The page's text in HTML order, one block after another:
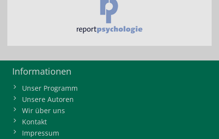
Informationen
Unser Programm
Unsere Autoren
Wir über uns
Kontakt
Impressum